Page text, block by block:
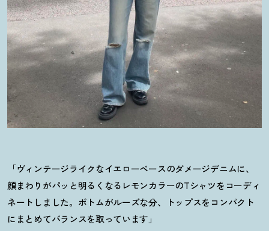
「ヴィンテージライクなイエローベースのダメージデニムに、
顔まわりがパッと明るくなるレモンカラーのTシャツをコーディ
ネートしました。ボトムがルーズな分、トップスをコンパクト
にまとめてバランスを取っています」